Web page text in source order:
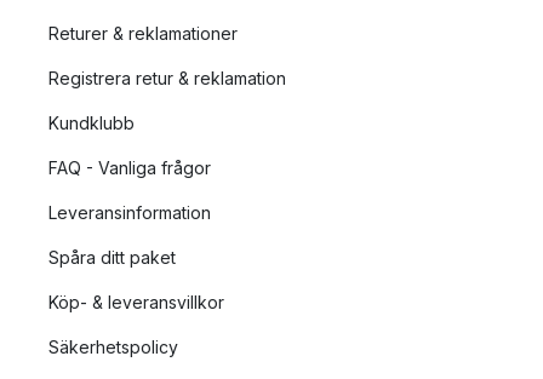
Returer & reklamationer
Registrera retur & reklamation
Kundklubb
FAQ - Vanliga frågor
Leveransinformation
Spåra ditt paket
Köp- & leveransvillkor
Säkerhetspolicy